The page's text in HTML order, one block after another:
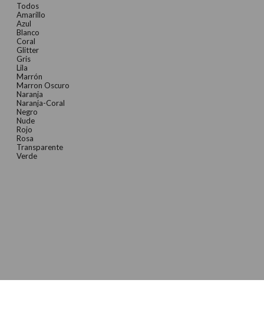
Todos
Amarillo
Azul
Blanco
Coral
Glitter
Gris
Lila
Marrón
Marron Oscuro
Naranja
Naranja-Coral
Negro
Nude
Rojo
Rosa
Transparente
Verde